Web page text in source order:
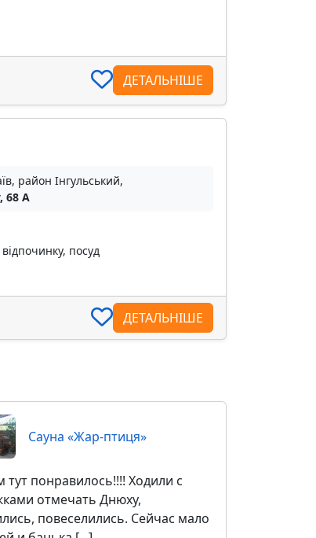
ДЕТАЛЬНІШЕ
район Інгульський,
68 А
посуд
ДЕТАЛЬНІШЕ
Сауна «Жар-птиця»
тут понравилось!!!! Ходили с
отмечать Днюху,
повеселились. Сейчас мало